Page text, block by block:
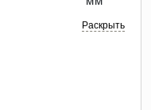
Раскрыть